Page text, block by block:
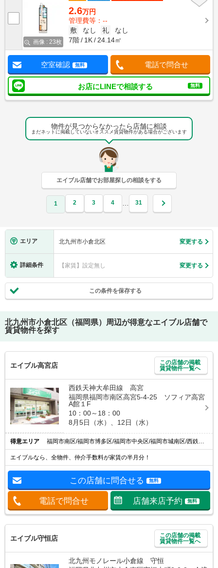
画像 : 23枚
2.6万円
管理費等：--
敷
なし 礼
なし
7階
1K 24.14㎡
空室確認 無料 電話で問合せ
お店にLINEで相談する 無料
物件が見つからなかったら店舗に相談
まだネットに掲載していないオススメ賃貸物件がある場合がございます
エイブル店舗でお部屋探しの相談をする
1 2 3 4 … 31
エリア 北九州市小倉北区 変更する
詳細条件 【家賃】設定無し 変更する
この条件を保存する
北九州市小倉北区（福岡県）
周辺が得意なエイブル店舗で
賃貸物件を探す
エイブル高宮店
この店舗の掲載
賃貸物件一覧へ
西鉄天神大牟田線 高宮
福岡県福岡市南区高宮5-4-25 ソフィア高宮
A館１F
10：00～18：00
8月5日（水）、12日（水）
得意エリア 福岡市南区/福岡市博多区/福岡市中央区/福岡市城南区/西鉄平尾駅
エイブルなら、全物件、仲介手数料が家賃の半月分！
この店舗に問合せる 無料
電話で問合せ 店舗来店予約 無料
エイブル守恒店
この店舗の掲載
賃貸物件一覧へ
北九州モノレール小倉線 守恒